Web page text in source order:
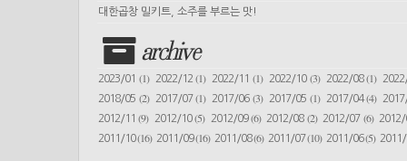
대한곱창 밀키트, 소주를 부르는 맛!
archive
2023/01 (1) 2022/12(1) 2022/11(1) 2022/10 (3) 2022/08(1)
2018/05 (2) 2017/07(1) 2017/06(3) 2017/05 (1) 2017/04(4)
2012/11(9) 2012/10(5) 2012/09(6) 2012/08 (2) 2012/07 (6)
2011/10(16) 2011/09(16) 2011/08(6) 2011/07(10) 2011/06(5)